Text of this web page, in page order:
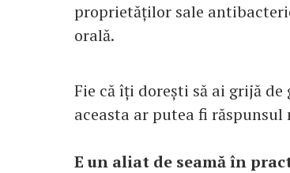
proprietăților sale
orală.
Fie că îți dorești să ai grijă
aceasta ar putea fi
E un aliat de seamă în